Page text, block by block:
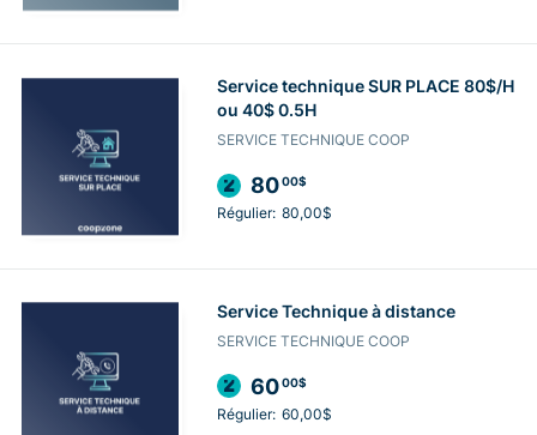
Service technique SUR PLACE 80$/H
ou 40$ 0.5H
SERVICE TECHNIQUE COOP
8000$
Régulier: 80,00$
Service Technique à distance
SERVICE TECHNIQUE COOP
6000$
Régulier: 60,00$